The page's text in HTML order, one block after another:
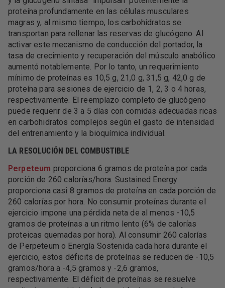
proteína profundamente en las células musculares
magras y, al mismo tiempo, los carbohidratos se
transportan para rellenar las reservas de glucógeno. Al
activar este mecanismo de conducción del portador, la
tasa de crecimiento y recuperación del músculo anabólico
aumentó notablemente. Por lo tanto, un requerimiento
mínimo de proteínas es 10,5 g, 21,0 g, 31,5 g, 42,0 g de
proteína para sesiones de ejercicio de 1, 2, 3 o 4 horas,
respectivamente. El reemplazo completo de glucógeno
puede requerir de 3 a 5 días con comidas adecuadas ricas
en carbohidratos complejos según el gasto de intensidad
del entrenamiento y la bioquímica individual.
LA RESOLUCIÓN DEL COMBUSTIBLE
Perpeteum proporciona 6 gramos de proteína por cada
porción de 260 calorías/hora. Sustained Energy
proporciona casi 8 gramos de proteína en cada porción de
260 calorías por hora. No consumir proteínas durante el
ejercicio impone una pérdida neta de al menos -10,5
gramos de proteínas a un ritmo lento (6% de calorías
proteicas quemadas por hora). Al consumir 260 calorías
de Perpeteum o Energía Sostenida cada hora durante el
ejercicio, estos déficits de proteínas se reducen de -10,5
gramos/hora a -4,5 gramos y -2,6 gramos,
respectivamente. El déficit de proteínas se resuelve